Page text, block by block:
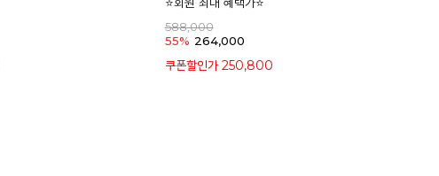
588,000
55% 264,000
쿠폰할인가 250,800